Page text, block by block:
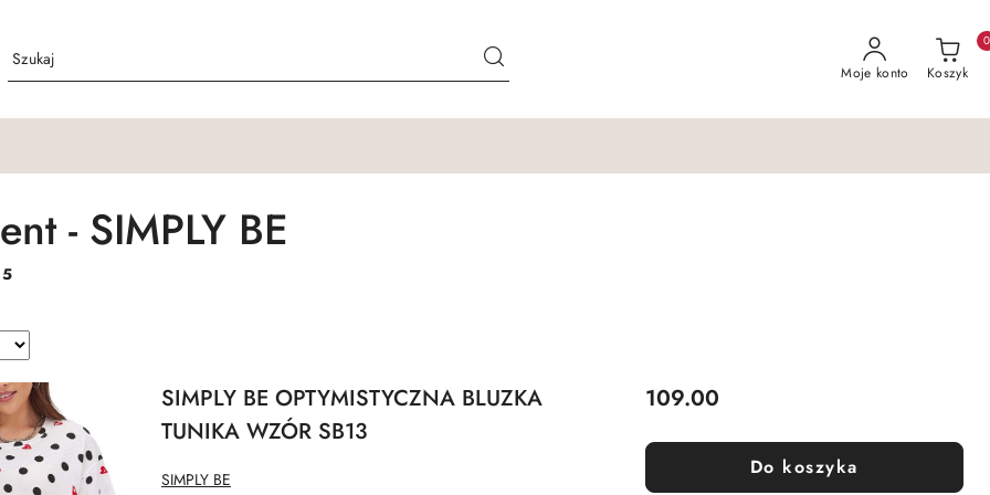
Moje konto Koszyk
0
- SIMPLY BE
5
SIMPLY BE OPTYMISTYCZNA BLUZKA
TUNIKA WZÓR SB13
NAZWA
PRODUCENTA:
SIMPLY BE
Cena:
109.00
Do koszyka